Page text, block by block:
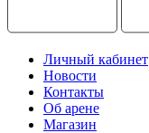
Личный кабинет
Новости
Контакты
Об арене
Магазин